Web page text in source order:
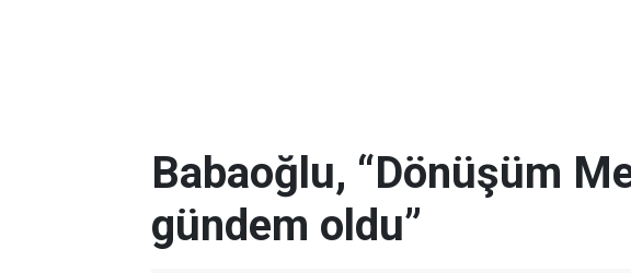
Babaoğlu, “Dönüşüm
gündem oldu”